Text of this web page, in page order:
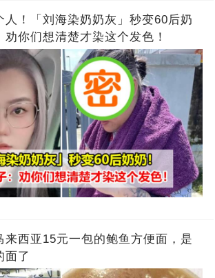
人！「刘海染奶奶灰」秒变60后奶
你们想清楚才染这个发色！
来西亚15元一包的鲍鱼方便面，是
面了